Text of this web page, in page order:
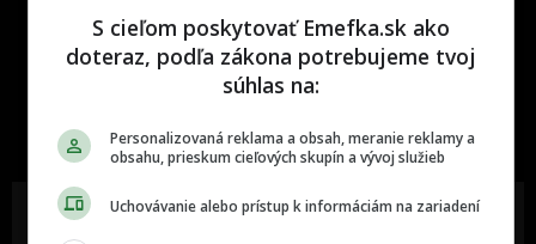
One time najzábavnejšie miesto na
najzabávnejšie miesto na svete
S cieľom poskytovať Emefka.sk ako
doteraz, podľa zákona potrebujeme tvoj
súhlas na:
Personalizovaná reklama a obsah, meranie reklamy a
obsahu, prieskum cieľových skupín a vývoj služieb
Uchovávanie alebo prístup k informáciám na zariadení